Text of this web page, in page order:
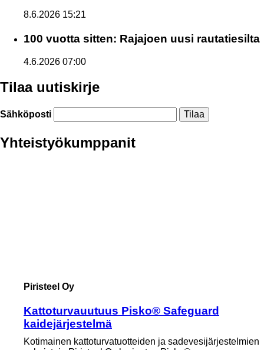
8.6.2026 15:21
100 vuotta sitten: Rajajoen uusi rautatiesilta
4.6.2026 07:00
Tilaa uutiskirje
Sähköposti
Yhteistyökumppanit
Piristeel Oy
Kattoturvauutuus Pisko® Safeguard
kaidejärjestelmä
Kotimainen kattoturvatuotteiden ja sadevesijärjestelmien